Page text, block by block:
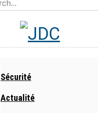
Sécurité
Actualité